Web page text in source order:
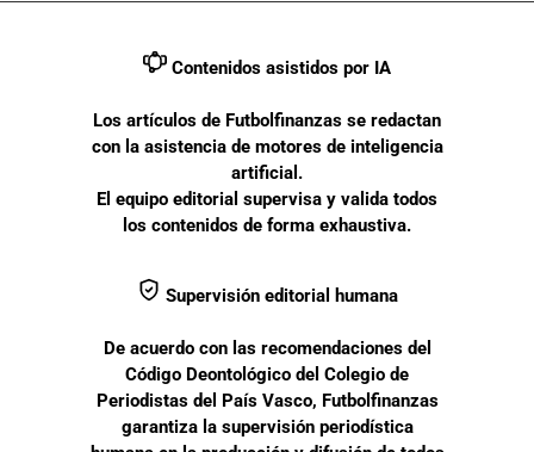
Contenidos asistidos por IA
Los artículos de Futbolfinanzas se redactan
con la asistencia de motores de inteligencia
artificial.
El equipo editorial supervisa y valida todos
los contenidos de forma exhaustiva.
Supervisión editorial humana
De acuerdo con las recomendaciones del
Código Deontológico del Colegio de
Periodistas del País Vasco, Futbolfinanzas
garantiza la supervisión periodística